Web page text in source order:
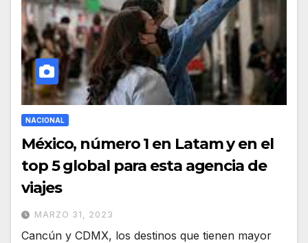
NACIONAL
México, número 1 en Latam y en el
top 5 global para esta agencia de
viajes
MARZO 31, 2023
Cancún y CDMX, los destinos que tienen mayor